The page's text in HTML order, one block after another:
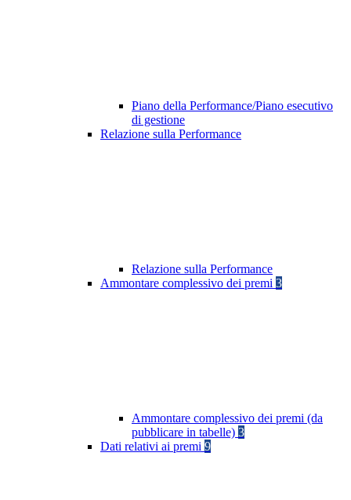
Piano della Performance/Piano esecutivo
di gestione
Relazione sulla Performance
Relazione sulla Performance
Ammontare complessivo dei premi 3
Ammontare complessivo dei premi (da
pubblicare in tabelle) 3
Dati relativi ai premi 9